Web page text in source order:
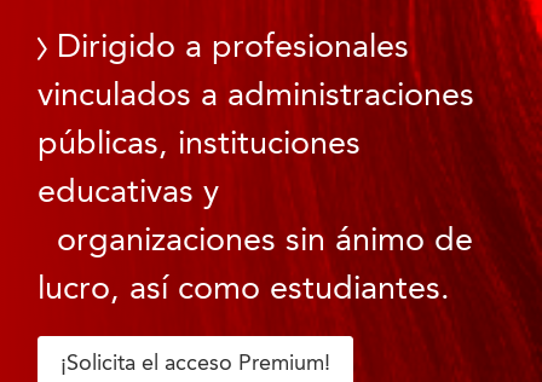
Dirigido a profesionales
vinculados a administraciones
públicas, instituciones
educativas y
organizaciones sin ánimo de
lucro, así como estudiantes.
¡Solicita el acceso Premium!